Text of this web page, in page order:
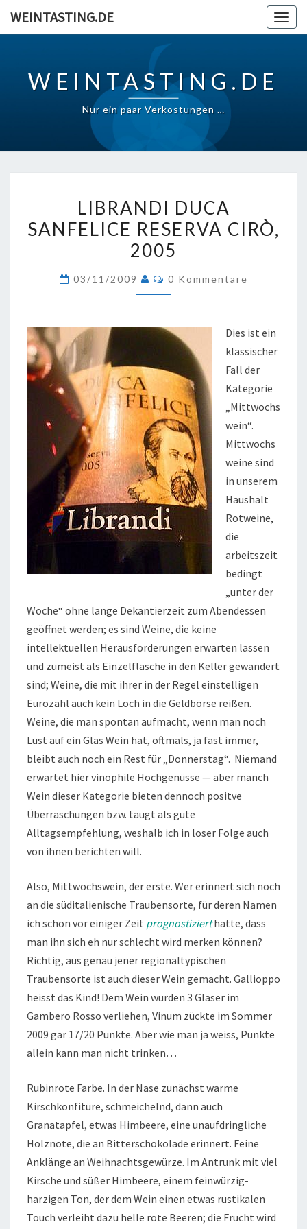
WEINTASTING.DE
WEINTASTING.DE
Nur ein paar Verkostungen …
DUCA
SANFELICE
RESERVA
2005
LIBRANDI DUCA
SANFELICE RESERVA CIRÒ,
2005
03/11/2009 Kommentare
0 Kommentare
Dies ist ein
klassischer
Fall der
Kategorie
„Mittwochs
wein“.
Mittwochs
weine sind
in unserem
Haushalt
Rotweine,
die
arbeitszeit
bedingt
„unter der
Woche“ ohne lange Dekantierzeit zum Abendessen
geöffnet werden; es sind Weine, die keine
intellektuellen Herausforderungen erwarten lassen
und zumeist als Einzelflasche in den Keller gewandert
sind; Weine, die mit ihrer in der Regel einstelligen
Eurozahl auch kein Loch in die Geldbörse reißen.
Weine, die man spontan aufmacht, wenn man noch
Lust auf ein Glas Wein hat, oftmals, ja fast immer,
bleibt auch noch ein Rest für „Donnerstag“. Niemand
erwartet hier vinophile Hochgenüsse — aber manch
Wein dieser Kategorie bieten dennoch positve
Überraschungen bzw. taugt als gute
Alltagsempfehlung, weshalb ich in loser Folge auch
von ihnen berichten will.
Also, Mittwochswein, der erste. Wer erinnert sich noch
an die süditalienische Traubensorte, für deren Namen
ich schon vor einiger Zeit prognostizierthatte, dass
man ihn sich eh nur schlecht wird merken können?
Richtig, aus genau jener regionaltypischen
Traubensorte ist auch dieser Wein gemacht. Gallioppo
heisst das Kind! Dem Wein wurden 3 Gläser im
Gambero Rosso verliehen, Vinum zückte im Sommer
2009 gar 17/20 Punkte. Aber wie man ja weiss, Punkte
allein kann man nicht trinken…
Rubinrote Farbe. In der Nase zunächst warme
Kirschkonfitüre, schmeichelnd, dann auch
Granatapfel, etwas Himbeere, eine unaufdringliche
Holznote, die an Bitterschokolade erinnert. Feine
Anklänge an Weihnachtsgewürze. Im Antrunk mit viel
Kirsche und süßer Himbeere, einem feinwürzig-
harzigen Ton, der dem Wein einen etwas rustikalen
Touch verleiht dazu helle rote Beeren; die Frucht wird